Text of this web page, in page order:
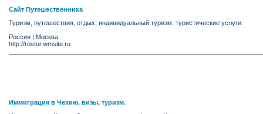
Сайт Путешественника
Туризм, путешествия, отдых, индивидуальный туризм, туристические услуги.
Россия | Москва
http://rostur.wmsite.ru
Иммиграция в Чехию, визы, туризм.